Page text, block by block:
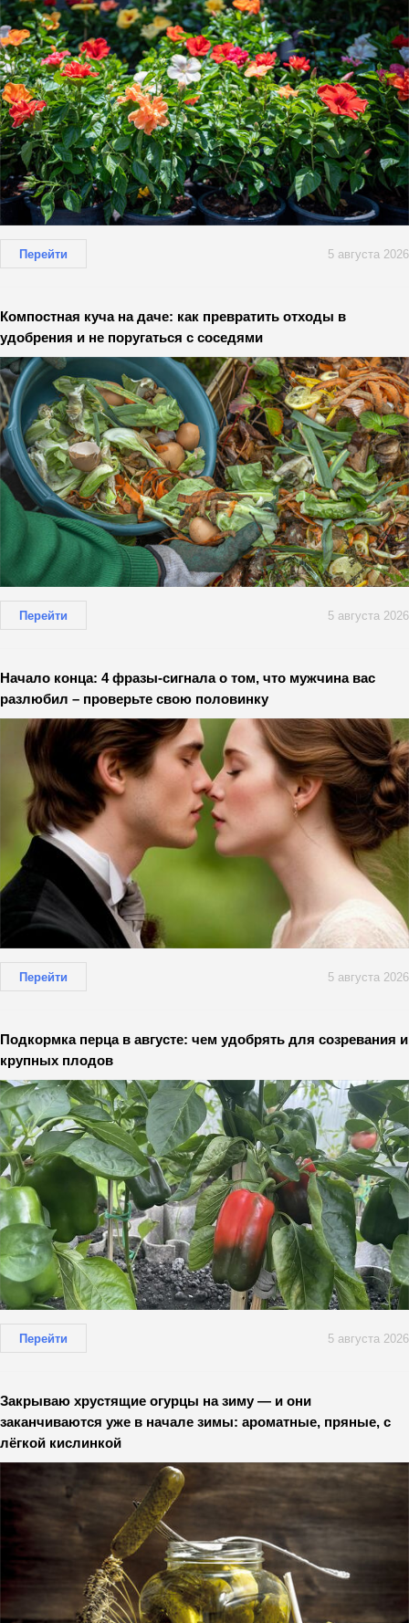
Перейти 5 августа 2026
Компостная куча на даче: как превратить отходы в
удобрения и не поругаться с соседями
Перейти 5 августа 2026
Начало конца: 4 фразы-сигнала о том, что мужчина вас
разлюбил – проверьте свою половинку
Перейти 5 августа 2026
Подкормка перца в августе: чем удобрять для созревания и
крупных плодов
Перейти 5 августа 2026
Закрываю хрустящие огурцы на зиму — и они
заканчиваются уже в начале зимы: ароматные, пряные, с
лёгкой кислинкой